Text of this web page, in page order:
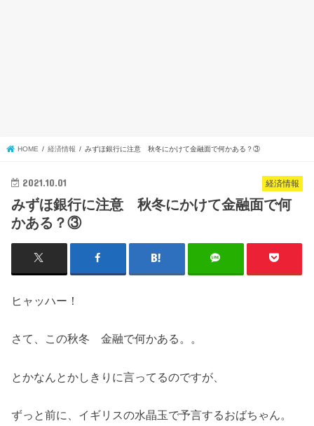
HOME 経済情報 みずほ銀行に注意 秋冬にかけて金融面で何かある？③
経済情報
2021.10.01
みずほ銀行に注意 秋冬にかけて金融面で何
かある？③
ヒャッハー！
さて、この秋冬 金融で何かある。。
とかなんとかしきりに言ってるのですが、
ずっと前に、イギリスの水晶玉で予言するおばちゃん。